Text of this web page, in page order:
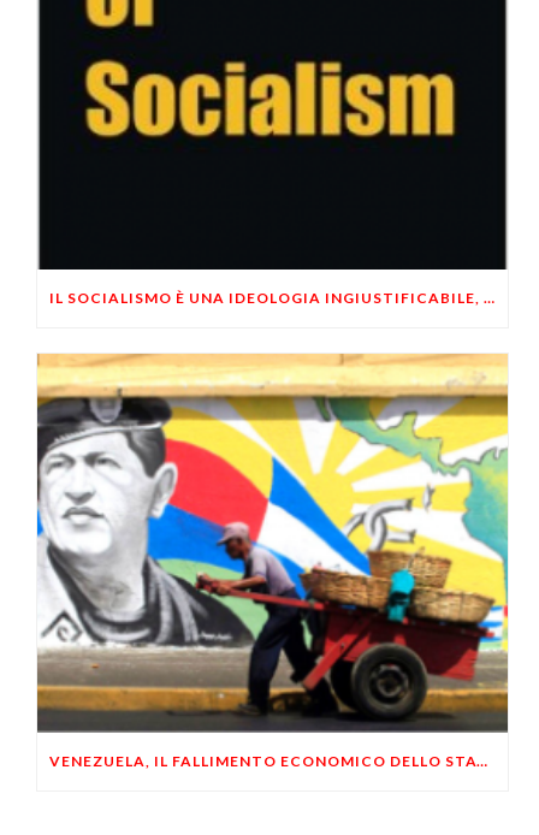
IL SOCIALISMO È UNA IDEOLOGIA INGIUSTIFICABILE, IMMORALE E FALLIMENTARE
VENEZUELA, IL FALLIMENTO ECONOMICO DELLO STATALISMO POPULISTA